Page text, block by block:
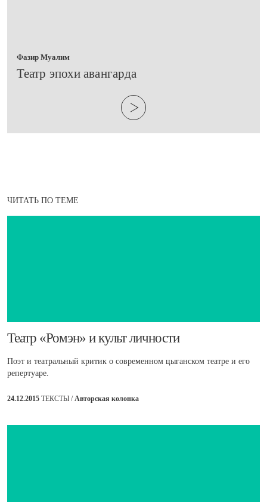
Фазир Муалим
​Театр эпохи авангарда
ЧИТАТЬ ПО ТЕМЕ
​Театр «Ромэн» и культ личности
Поэт и театральный критик о современном цыганском театре и его
репертуаре.
24.12.2015 ТЕКСТЫ / Авторская колонка